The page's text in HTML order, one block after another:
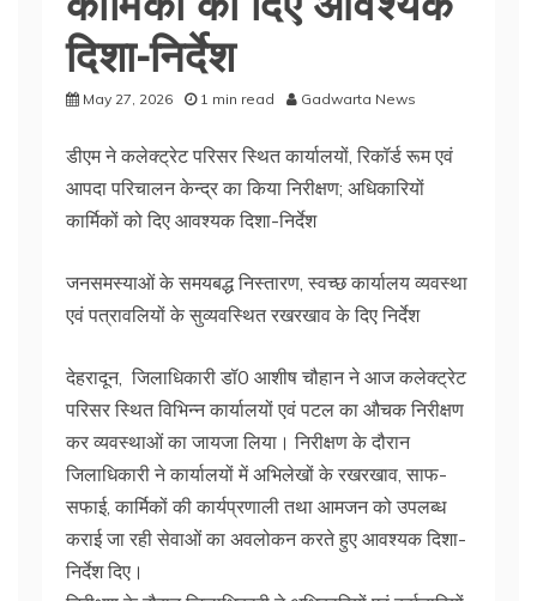
दिशा-निर्देश
May 27, 2026 1 min read Gadwarta News
डीएम ने कलेक्ट्रेट परिसर स्थित कार्यालयों, रिकॉर्ड रूम एवं
आपदा परिचालन केन्द्र का किया निरीक्षण; अधिकारियों
कार्मिकों को दिए आवश्यक दिशा-निर्देश
जनसमस्याओं के समयबद्ध निस्तारण, स्वच्छ कार्यालय व्यवस्था
एवं पत्रावलियों के सुव्यवस्थित रखरखाव के दिए निर्देश
देहरादून, जिलाधिकारी डॉ0 आशीष चौहान ने आज कलेक्ट्रेट
परिसर स्थित विभिन्न कार्यालयों एवं पटल का औचक निरीक्षण
कर व्यवस्थाओं का जायजा लिया। निरीक्षण के दौरान
जिलाधिकारी ने कार्यालयों में अभिलेखों के रखरखाव, साफ-
सफाई, कार्मिकों की कार्यप्रणाली तथा आमजन को उपलब्ध
कराई जा रही सेवाओं का अवलोकन करते हुए आवश्यक दिशा-
निर्देश दिए।